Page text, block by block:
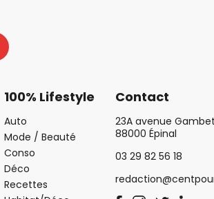
100% Lifestyle
Auto
Mode / Beauté
Conso
Déco
Recettes
Contact
23A avenue
88000 Épinal
03 29 82 56 18